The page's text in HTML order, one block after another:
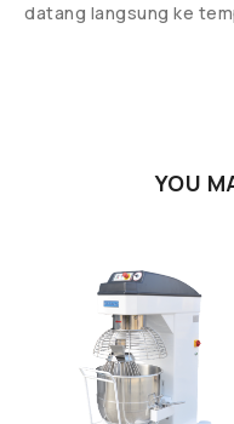
datang langsung ke
YOU